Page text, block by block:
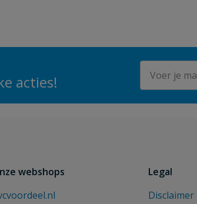
acties!
webshops
Legal
Disclaimer